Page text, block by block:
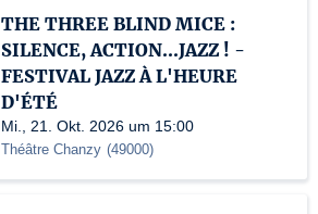
THE THREE BLIND MICE :
SILENCE, ACTION...JAZZ ! -
FESTIVAL JAZZ À L'HEURE
D'ÉTÉ
Mi., 21. Okt. 2026 um 15:00
Théâtre Chanzy (49000)